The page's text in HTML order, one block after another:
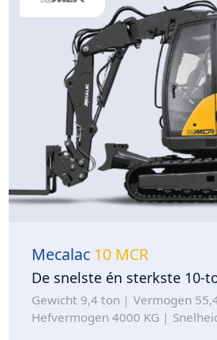
Mecalac 10 MCR
De snelste én sterkste 10-
Gewicht 9,4 ton
Vermogen
Hefvermogen 4000 KG